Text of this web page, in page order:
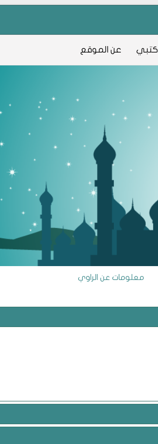
كتبي عن الموقع
معلومات عن الراوي